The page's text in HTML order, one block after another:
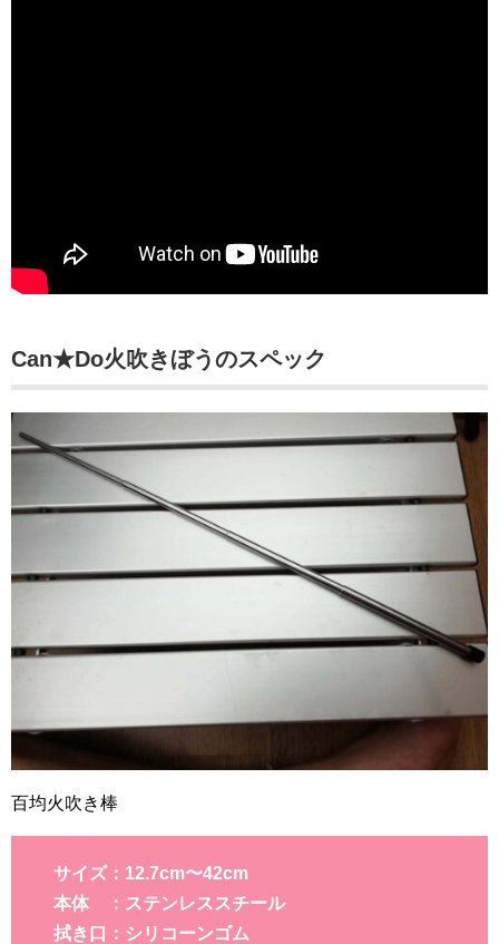
Can★Do火吹きぼうのスペック
百均火吹き棒
サイズ：12.7cm〜42cm
本体 ：ステンレススチール
拭き口：シリコーンゴム